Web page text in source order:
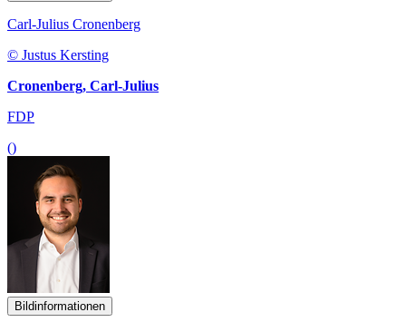
Carl-Julius Cronenberg
© Justus Kersting
Cronenberg, Carl-Julius
FDP
()
Bildinformationen